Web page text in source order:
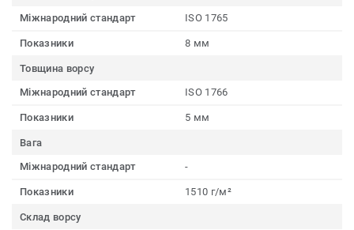
Міжнародний стандарт
ISO 1765
Показники 8 мм
Товщина ворсу
Міжнародний стандарт
ISO 1766
Показники 5 мм
Вага
Міжнародний стандарт
-
Показники 1510 г/м²
Склад ворсу